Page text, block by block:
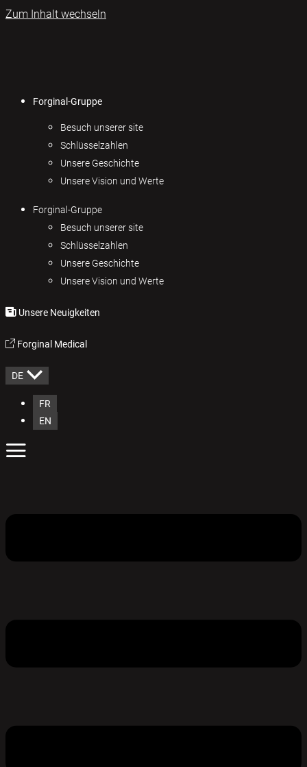
Zum Inhalt wechseln
Forginal-Gruppe
Besuch unserer site
Schlüsselzahlen
Unsere Geschichte
Unsere Vision und Werte
Forginal-Gruppe
Besuch unserer site
Schlüsselzahlen
Unsere Geschichte
Unsere Vision und Werte
Unsere Neuigkeiten
Forginal Medical
DE
FR
EN